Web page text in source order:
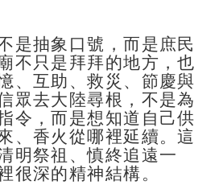
是抽象口號，而是庶民
不只是拜拜的地方，也
、互助、救災、節慶與
眾去大陸尋根，不是為
令，而是想知道自己供
、香火從哪裡延續。這
明祭祖、慎終追遠一
很深的精神結構。